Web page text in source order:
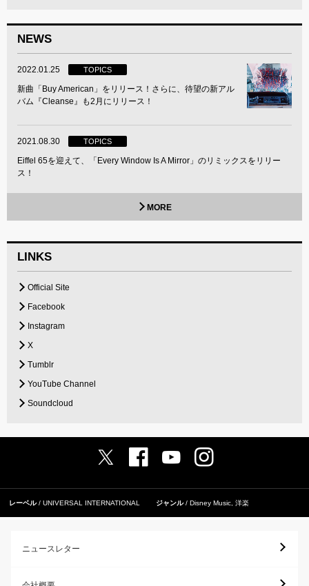
NEWS
2022.01.25 TOPICS
新曲「Buy American」をリリース！さらに、待望の新アル
バム『Cleanse』も2月にリリース！
2021.08.30 TOPICS
Eiffel 65を迎えて、「Every Window Is A Mirror」のリミックスをリリー
ス！
MORE
LINKS
Official Site
Facebook
Instagram
X
Tumblr
YouTube Channel
Soundcloud
レーベル UNIVERSAL INTERNATIONAL ジャンル Disney Music, 洋楽
ニュースレター